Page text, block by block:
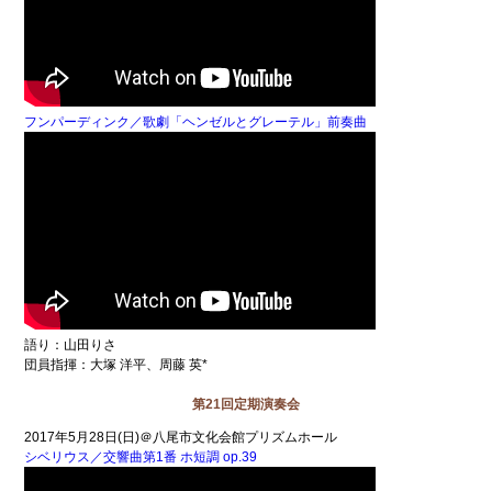
フンパーディンク／歌劇「ヘンゼルとグレーテル」前奏曲
語り：山田りさ
団員指揮：大塚 洋平、周藤 英*
第21回定期演奏会
2017年5月28日(日)＠八尾市文化会館プリズムホール
シベリウス／交響曲第1番 ホ短調 op.39